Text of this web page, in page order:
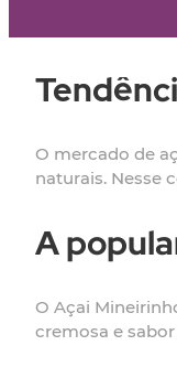
O mercado de
naturais. Nesse
A
O Açai
cremosa e